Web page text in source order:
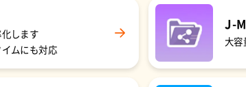
します
ムにも対応
J-
大